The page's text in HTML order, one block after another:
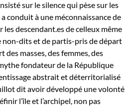
sur le silence qui pèse sur les
conduit à une méconnaissance de
les descendant.es de celleux même
non-dits et de partis-pris de départ
des masses, des femmes, des
fondateur de la République
abstrait et déterritorialisé
dit avoir développé une volonté
l’île et l’archipel, non pas